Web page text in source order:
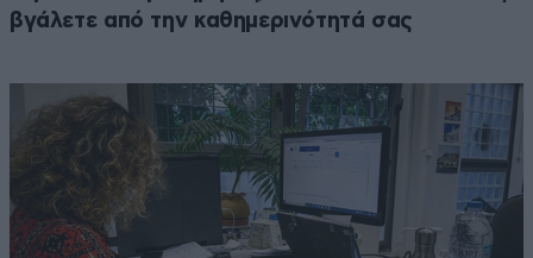
βγάλετε από την καθημερινότητά σας